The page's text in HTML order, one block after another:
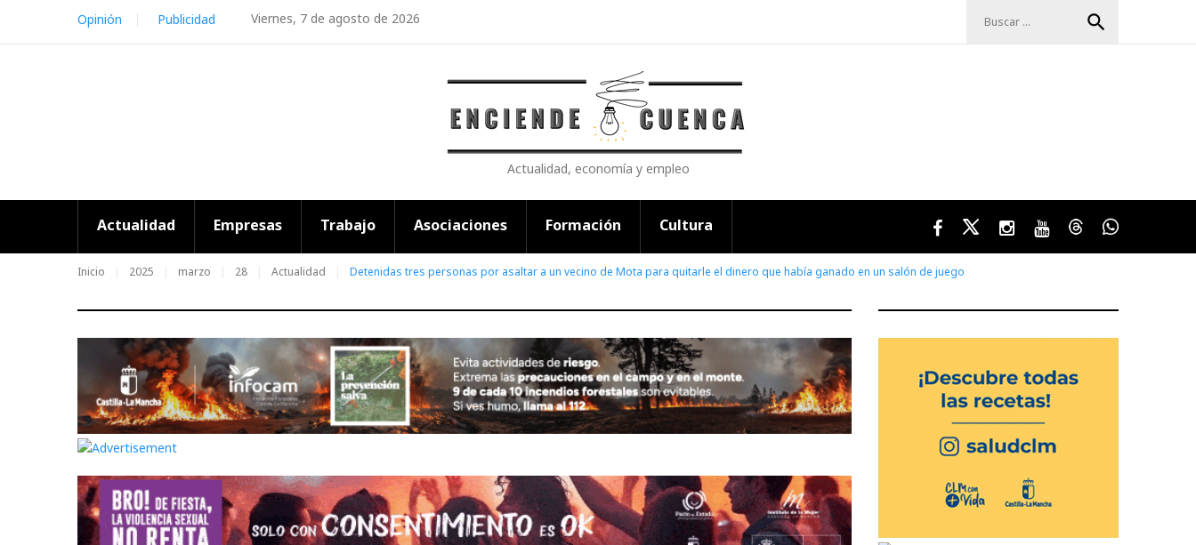
content
Viernes, 7 de agosto de 2026
Opinión Publicidad search
Actualidad, economía y empleo
Actualidad Empresas Trabajo Asociaciones Formación Cultura
FacebookTwitterInstagramYoutubeThreadsWhatsApp
Inicio 2025 marzo 28 Actualidad Detenidas tres personas por asaltar a un vecino de Mota para quitarle el dinero que había ganado en un salón de juego